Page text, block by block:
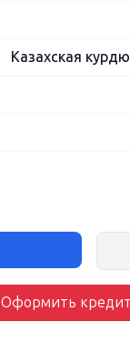
Казахская
Оформить